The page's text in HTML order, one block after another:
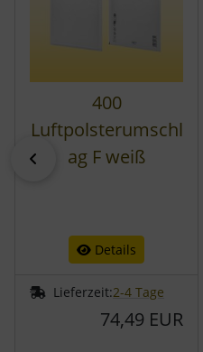
zurück
400
Luftpolsterumschl
ag F weiß
Details
Lieferzeit:2-4 Tage
74,49 EUR